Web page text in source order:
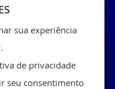
sua experiência
de privacidade
seu consentimento